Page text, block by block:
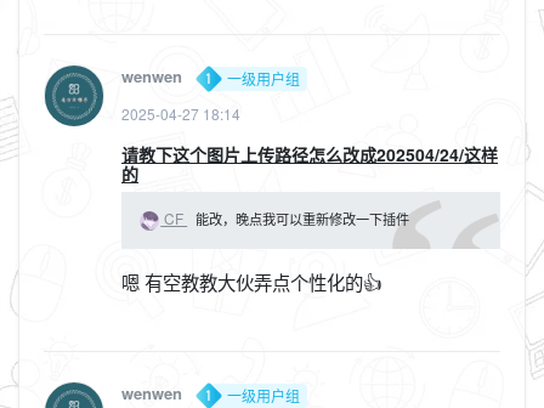
wenwen
一级用户组
2025-04-27 18:14
请教下这个图片上传路径怎么改成202504/24/这样
的
CF 能改，晚点我可以重新修改一下插件
嗯 有空教教大伙弄点个性化的👍
wenwen
一级用户组